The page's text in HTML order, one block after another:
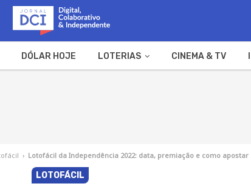
DÓLAR HOJE LOTERIAS CINEMA & TV
› Lotofácil da Independência 2022: data, premiação e como apostar
LOTOFÁCIL